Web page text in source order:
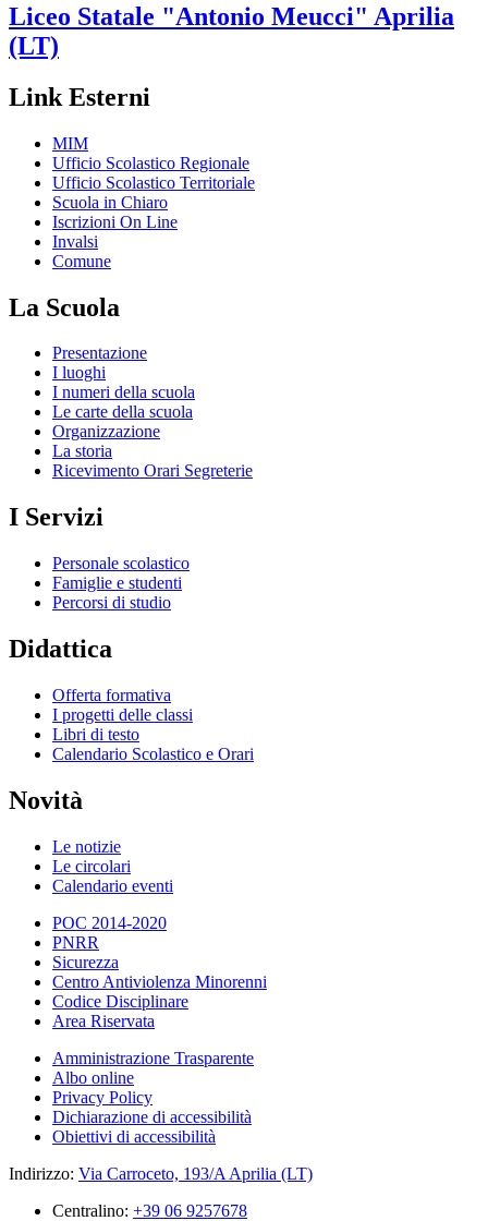
Liceo Statale "Antonio Meucci" Aprilia
(LT)
Link Esterni
MIM
Ufficio Scolastico Regionale
Ufficio Scolastico Territoriale
Scuola in Chiaro
Iscrizioni On Line
Invalsi
Comune
La Scuola
Presentazione
I luoghi
I numeri della scuola
Le carte della scuola
Organizzazione
La storia
Ricevimento Orari Segreterie
I Servizi
Personale scolastico
Famiglie e studenti
Percorsi di studio
Didattica
Offerta formativa
I progetti delle classi
Libri di testo
Calendario Scolastico e Orari
Novità
Le notizie
Le circolari
Calendario eventi
POC 2014-2020
PNRR
Sicurezza
Centro Antiviolenza Minorenni
Codice Disciplinare
Area Riservata
Amministrazione Trasparente
Albo online
Privacy Policy
Dichiarazione di accessibilità
Obiettivi di accessibilità
Indirizzo: Via Carroceto, 193/A Aprilia (LT)
Centralino: +39 06 9257678